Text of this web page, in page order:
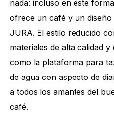
nada: incluso en este
ofrece un café y un
JURA. El estilo reducido
materiales de alta calidad y
como la plataforma para
de agua con aspecto de
a todos los amantes del
café.